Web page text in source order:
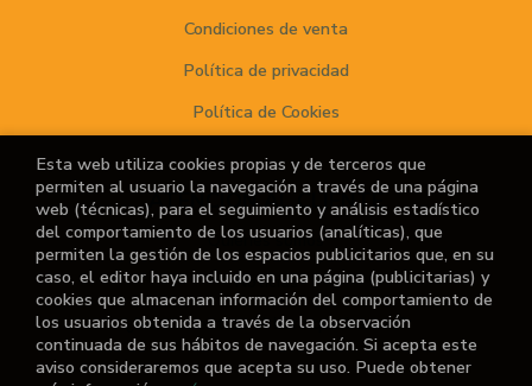
Condiciones de venta
Política de privacidad
Política de Cookies
ATENCIÓN AL CLIENTE
Quiénes somos
Noticias
¿No encuentras el libro que buscas?
Esta web utiliza cookies propias y de terceros que
permiten al usuario la navegación a través de una página
web (técnicas), para el seguimiento y análisis estadístico
del comportamiento de los usuarios (analíticas), que
permiten la gestión de los espacios publicitarios que, en su
caso, el editor haya incluido en una página (publicitarias) y
cookies que almacenan información del comportamiento de
los usuarios obtenida a través de la observación
continuada de sus hábitos de navegación. Si acepta este
aviso consideraremos que acepta su uso. Puede obtener